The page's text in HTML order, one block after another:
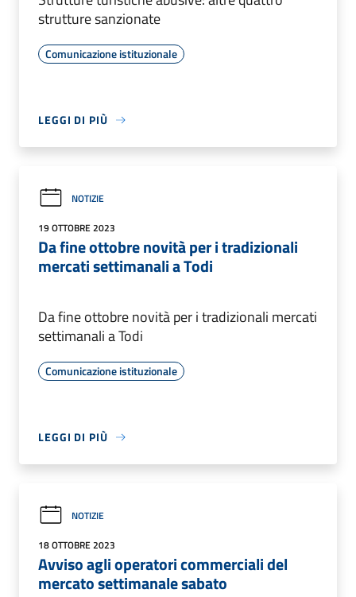
strutture sanzionate
Comunicazione istituzionale
LEGGI DI PIÙ
NOTIZIE
19 OTTOBRE 2023
Da fine ottobre novità per i tradizionali
mercati settimanali a Todi
Da fine ottobre novità per i tradizionali mercati
settimanali a Todi
Comunicazione istituzionale
LEGGI DI PIÙ
NOTIZIE
18 OTTOBRE 2023
Avviso agli operatori commerciali del
mercato settimanale sabato